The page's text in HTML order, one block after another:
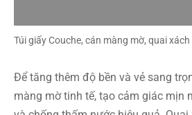
Túi giấy Couche, cán màng mờ, quai
Để tăng thêm độ bền và vẻ sang
màng mờ tinh tế, tạo cảm giác mịn